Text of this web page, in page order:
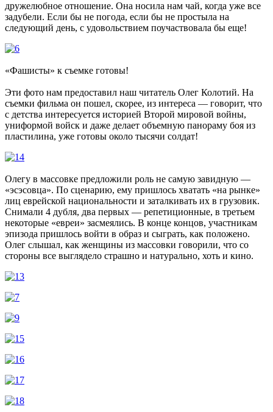
дружелюбное отношение. Она носила нам чай, когда уже все
задубели. Если бы не погода, если бы не простыла на
следующий день, с удовольствием поучаствовала бы еще!
«Фашисты» к съемке готовы!
Эти фото нам предоставил наш читатель Олег Колотий. На
съемки фильма он пошел, скорее, из интереса — говорит, что
с детства интересуется историей Второй мировой войны,
униформой войск и даже делает объемную панораму боя из
пластилина, уже готовы около тысячи солдат!
Олегу в массовке предложили роль не самую завидную —
«эсэсовца». По сценарию, ему пришлось хватать «на рынке»
лиц еврейской национальности и заталкивать их в грузовик.
Снимали 4 дубля, два первых — репетиционные, в третьем
некоторые «евреи» засмеялись. В конце концов, участникам
эпизода пришлось войти в образ и сыграть, как положено.
Олег слышал, как женщины из массовки говорили, что со
стороны все выглядело страшно и натурально, хоть и кино.